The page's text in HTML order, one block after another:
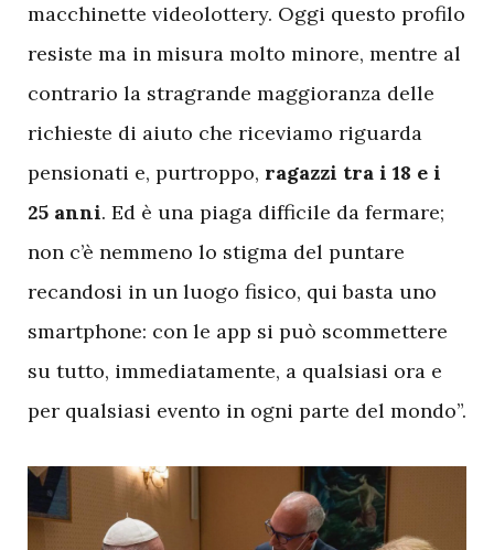
macchinette videolottery. Oggi questo profilo
resiste ma in misura molto minore, mentre al
contrario la stragrande maggioranza delle
richieste di aiuto che riceviamo riguarda
pensionati e, purtroppo, ragazzi tra i 18 e i
25 anni. Ed è una piaga difficile da fermare;
non c’è nemmeno lo stigma del puntare
recandosi in un luogo fisico, qui basta uno
smartphone: con le app si può scommettere
su tutto, immediatamente, a qualsiasi ora e
per qualsiasi evento in ogni parte del mondo”.